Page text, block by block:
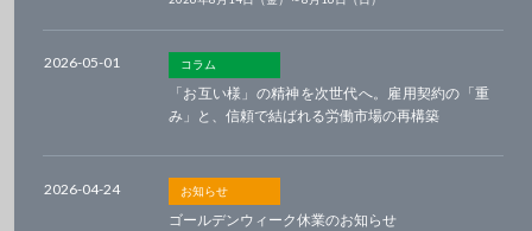
2026-05-01 コラム
「お互い様」の精神を次世代へ。雇用契約の「重
み」と、信頼で結ばれる労働市場の再構築
2026-04-24 お知らせ
ゴールデンウィーク休業のお知らせ